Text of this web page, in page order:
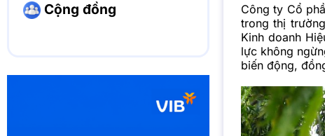
Cộng đồng Công ty Cổ
trong thị
Kinh doanh
lực không
biến động,